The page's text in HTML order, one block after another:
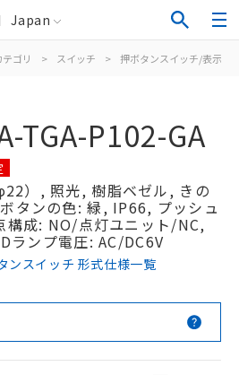
Japan
ゴリ > スイッチ > 押ボタンスイッチ/表示灯
TGA-P102-GA
）, 照光, 樹脂ベゼル, きの
タンの色: 緑, IP66, プッシュ
構成: NO/点灯ユニット/NC,
ランプ電圧: AC/DC6V
ンスイッチ 形式仕様一覧